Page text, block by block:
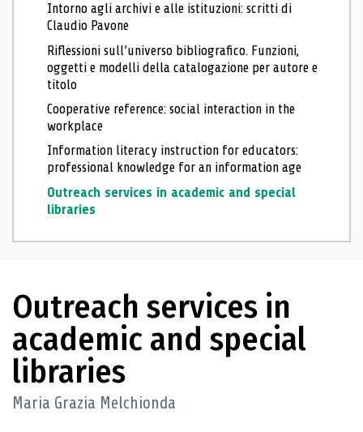
Intorno agli archivi e alle istituzioni: scritti di
Claudio Pavone
Riflessioni sull’universo bibliografico. Funzioni,
oggetti e modelli della catalogazione per autore e
titolo
Cooperative reference: social interaction in the
workplace
Information literacy instruction for educators:
professional knowledge for an information age
Outreach services in academic and special
libraries
Outreach services in
academic and special
libraries
Maria Grazia Melchionda